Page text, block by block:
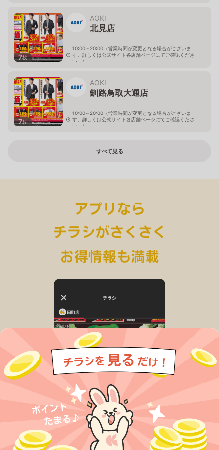
7枚
AOKI
北見店
10:00～20:00（営業時間が変更となる場合がございま
す。詳しくは公式サイト各店舗ページにてご確認くださ
い。）
7枚
AOKI
釧路鳥取大通店
10:00～20:00（営業時間が変更となる場合がございま
す。詳しくは公式サイト各店舗ページにてご確認くださ
い。）
すべて見る